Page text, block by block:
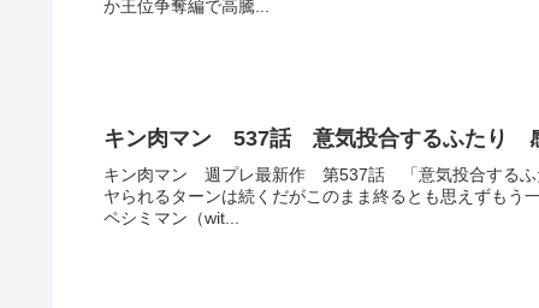
か王位争奪編で高騰...
キン肉マン 537話 意気投合するふたり
キン肉マン 週プレ最新作 第537話 「意気投合するふ
ヤられるターンは続くだがこのまま終るとも思えずもう
ペシミマン（wit...